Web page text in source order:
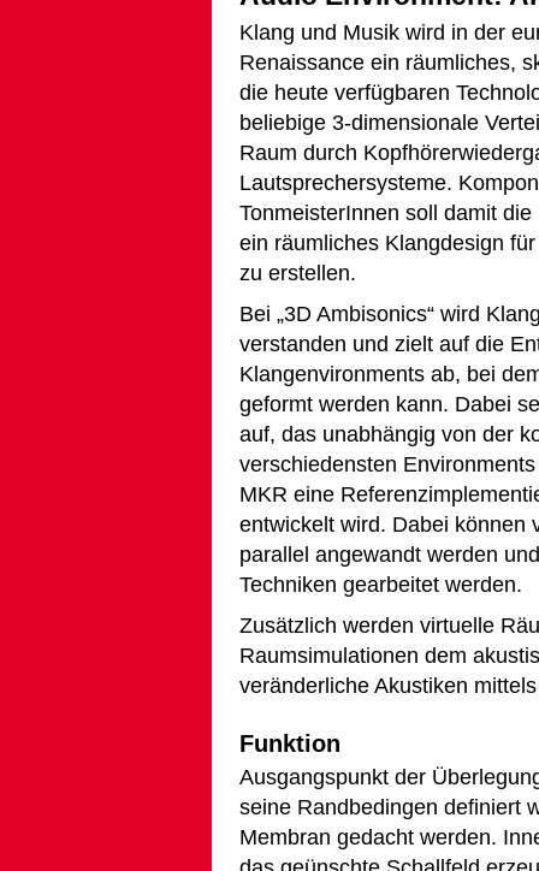
Klang und Musik wird in der
Renaissance ein räumliches,
die heute verfügbaren
beliebige 3-dimensionale
Raum durch
Lautsprechersysteme.
TonmeisterInnen soll damit
ein räumliches Klangdesign
zu erstellen.
Bei „3D Ambisonics“ wird
verstanden und zielt auf die
Klangenvironments ab, bei
geformt werden kann. Dabei
auf, das unabhängig von der
verschiedensten
MKR eine
entwickelt wird. Dabei können
parallel angewandt werden
Techniken gearbeitet werden.
Zusätzlich werden virtuelle
Raumsimulationen dem
veränderliche Akustiken
Funktion
Ausgangspunkt der
seine Randbedingen definiert
Membran gedacht werden.